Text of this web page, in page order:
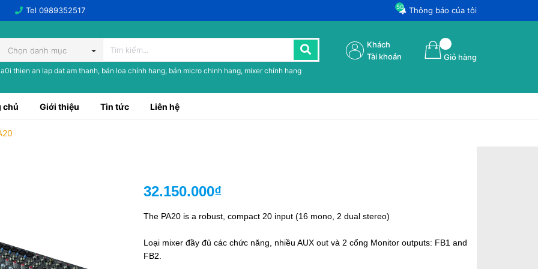
Tel 0989352517 Thông báo của tôi
50
Chọn danh mục
thien an lap dat am thanh, bán loa chính hang, bán micro chinh hang, mixer chính hang
Giỏ hàng
Khách
Tài khoản
chủ Giới thiệu Tin tức Liên hệ
32.150.000₫
The PA20 is a robust, compact 20 input (16 mono, 2 dual stereo)
Loại mixer đầy đủ các chức năng, nhiều AUX out và 2 cổng Monitor outputs: FB1 and
FB2.